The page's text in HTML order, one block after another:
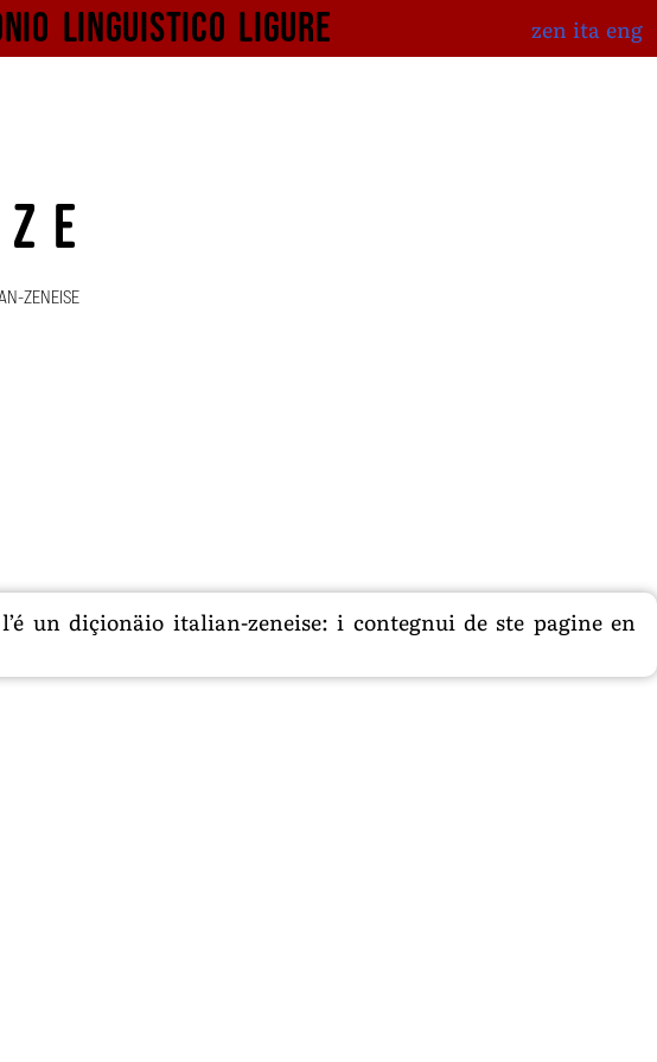
linguistico ligure zen ita eng
ZENEISE
un diçionäio italian-zeneise: i contegnui de ste pagine en